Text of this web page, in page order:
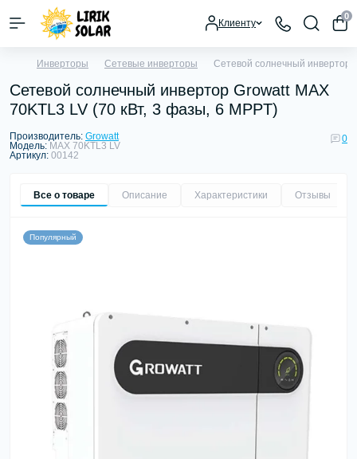
Клиенту
0
Инверторы Сетевые инверторы Сетевой солнечный инвертор
Сетевой солнечный инвертор Growatt MAX
70KTL3 LV (70 кВт, 3 фазы, 6 MPPT)
Производитель: Growatt
Модель: MAX 70KTL3 LV
Артикул: 00142
0
Все о товаре Описание Характеристики Отзывы
Популярный